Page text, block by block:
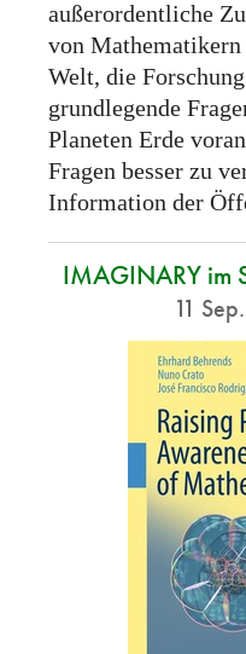
außerordentliche
von Mathematikern
Welt, die
grundlegende
Planeten Erde
Fragen besser zu
Information der
IMAGINARY im
11